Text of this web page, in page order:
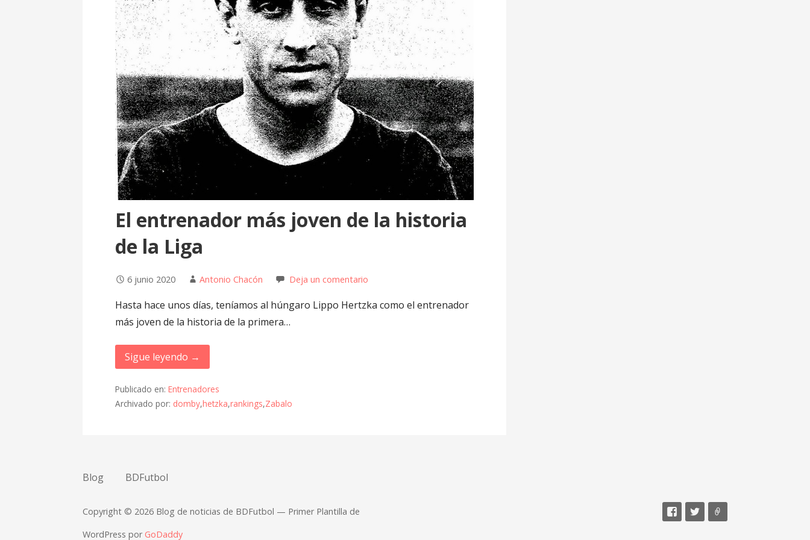
El entrenador más joven de la historia
de la Liga
6 junio 2020 Antonio Chacón Deja un comentario
Hasta hace unos días, teníamos al húngaro Lippo Hertzka como el entrenador
más joven de la historia de la primera…
Sigue leyendo →
Publicado en:Entrenadores
Archivado por: domby,hetzka,rankings,Zabalo
Blog BDFutbol
Copyright © 2026 Blog de noticias de BDFutbol — Primer Plantilla de
WordPress por GoDaddy